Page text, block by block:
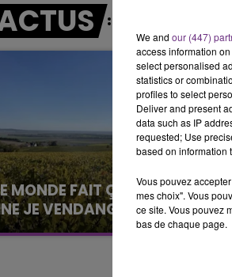
MONDE FAIT ÇA, MOI L'ANNÉE
JE VENDANGE EN...
en Champagne a débuté ce jeudi
We and our (447)
access information
select personalised
statistics or
profiles to select
Deliver and present
data such as IP
requested; Use
based on information
Vous pouvez
mes choix". Vous
ce site. Vous pouvez
bas de chaque page.